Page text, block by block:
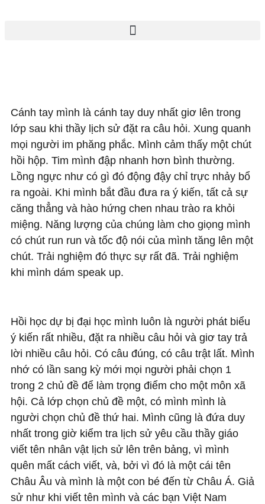
Cánh tay mình là cánh tay duy nhất giơ lên trong
lớp sau khi thầy lịch sử đặt ra câu hỏi. Xung quanh
mọi người im phăng phắc. Mình cảm thấy một chút
hồi hộp. Tim mình đập nhanh hơn bình thường.
Lồng ngực như có gì đó động đậy chỉ trực nhảy bổ
ra ngoài. Khi mình bắt đầu đưa ra ý kiến, tất cả sự
căng thẳng và hào hứng chen nhau trào ra khỏi
miệng. Năng lượng của chúng làm cho giọng mình
có chút run run và tốc độ nói của mình tăng lên một
chút. Trải nghiệm đó thực sự rất đã. Trải nghiệm
khi mình dám speak up.
Hồi học dự bị đại học mình luôn là người phát biểu
ý kiến rất nhiều, đặt ra nhiều câu hỏi và giơ tay trả
lời nhiều câu hỏi. Có câu đúng, có câu trật lất. Mình
nhớ có lần sang kỳ mới mọi người phải chọn 1
trong 2 chủ đề để làm trọng điểm cho một môn xã
hội. Cả lớp chọn chủ đề một, có mình mình là
người chọn chủ đề thứ hai. Mình cũng là đứa duy
nhất trong giờ kiểm tra lịch sử yêu cầu thầy giáo
viết tên nhân vật lịch sử lên trên bảng, vì mình
quên mất cách viết, và, bởi vì đó là một cái tên
Châu Âu và mình là một con bé đến từ Châu Á. Giả
sử như khi viết tên mình và các bạn Việt Nam